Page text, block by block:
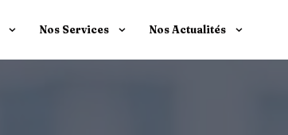
Nos Services Nos Actualités